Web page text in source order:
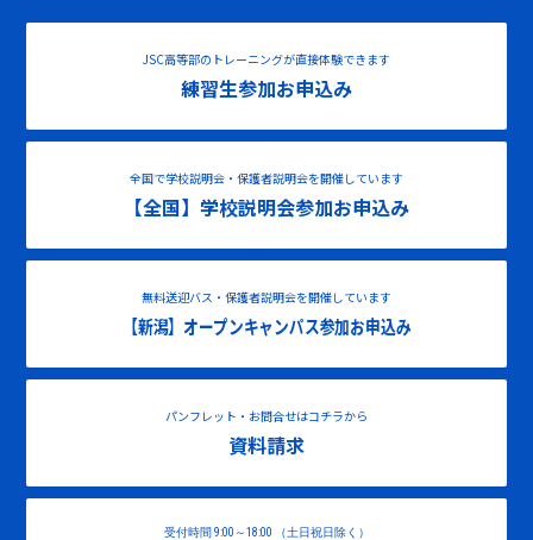
JSC高等部のトレーニングが直接体験できます
練習生参加お申込み
全国で学校説明会・保護者説明会を開催しています
【全国】学校説明会参加お申込み
無料送迎バス・保護者説明会を開催しています
【新潟】オープンキャンパス参加お申込み
パンフレット・お問合せはコチラから
資料請求
受付時間 9:00～18:00 （土日祝日除く）